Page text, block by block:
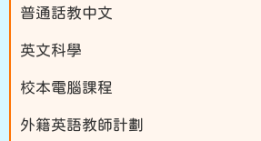
普通話教中文
英文科學
校本電腦課程
外籍英語教師計劃